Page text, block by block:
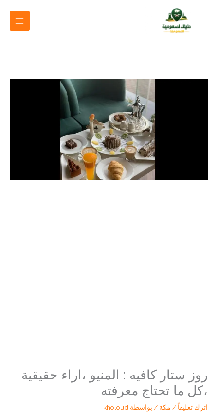
روز ستار كافيه : المنيو ،اراء حقيقية
،كل ما تحتاج معرفته
اترك تعليقاً / مكة / بواسطة kholoud